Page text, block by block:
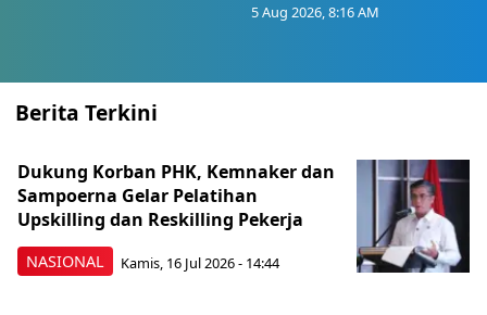
5 Aug 2026, 8:16 AM
Berita Terkini
NASIONAL
Dukung Korban PHK, Kemnaker dan
Sampoerna Gelar Pelatihan
Upskilling dan Reskilling Pekerja
Kamis, 16 Jul 2026 - 14:44